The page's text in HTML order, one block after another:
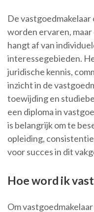
De
worden ervaren,
hangt af van
interessegebieden.
juridische kennis,
inzicht in de
toewijding en
een diploma in
is belangrijk om te
opleiding,
voor succes in dit
Hoe word ik
Om